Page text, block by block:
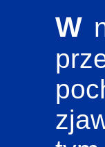
W następstwie spowodowanych siłami natury